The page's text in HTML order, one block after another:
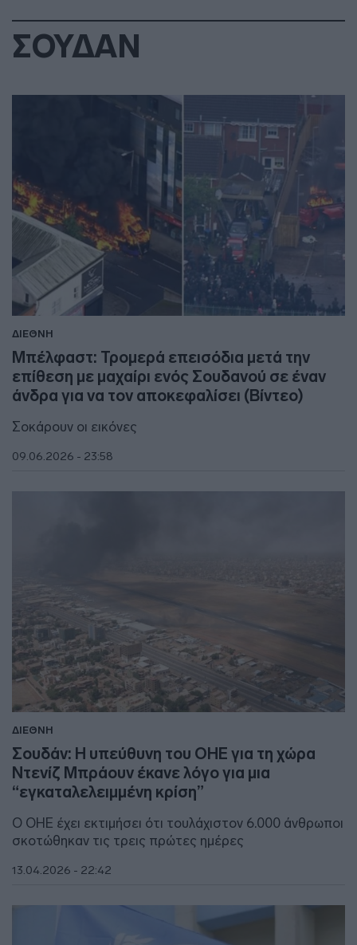
ΣΟΥΔΑΝ
ΔΙΕΘΝΗ
Μπέλφαστ: Τρομερά επεισόδια μετά την
επίθεση με μαχαίρι ενός Σουδανού σε έναν
άνδρα για να τον αποκεφαλίσει (Βίντεο)
Σοκάρουν οι εικόνες
09.06.2026 - 23:58
ΔΙΕΘΝΗ
Σουδάν: Η υπεύθυνη του ΟΗΕ για τη χώρα
Ντενίζ Μπράουν έκανε λόγο για μια
“εγκαταλελειμμένη κρίση”
Ο ΟΗΕ έχει εκτιμήσει ότι τουλάχιστον 6.000 άνθρωποι
σκοτώθηκαν τις τρεις πρώτες ημέρες
13.04.2026 - 22:42